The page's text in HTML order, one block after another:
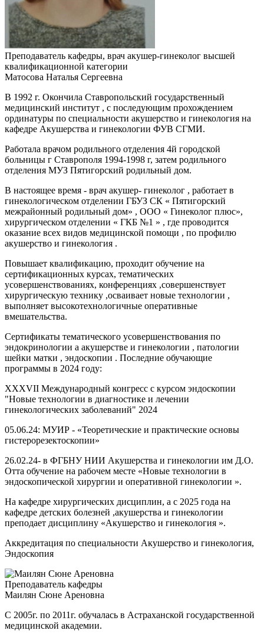
Преподаватель кафедры, врач акушер-гинеколог высшей
квалификационной категории
Матосова Наталья Сергеевна
В 1992 г. Окончила Ставропольский государственный
медицинский институт , с последующим прохождением
ординатуры по специальности акушерство и гинекология на
кафедре Акушерства и гинекологии ФУВ СГМИ.
Работала врачом родильного отделения 4й городской
больницы г Ставрополя 1994-1998 г, затем родильного
отделения МУЗ Пятигорский родильный дом.
В настоящее время - врач акушер- гинеколог , работает в
гинекологическом отделении ГБУЗ СК « Пятигорский
межрайонный родильный дом» , ООО « Гинеколог плюс»,
хирургическом отделении « ГКБ №1 » , где проводится
оказание всех видов медицинской помощи , по профилю
акушерство и гинекология .
Повышает квалификацию, проходит обучение на
сертификационных курсах, тематических
усовершенствованиях, конференциях ,совершенствует
хирургическую технику ,осваивает новые технологии ,
выполняет высокотехнологичные оперативные
вмешательства.
Сертификаты тематического усовершенствования по
эндокринологии а акушерстве и гинекологии , патологии
шейки матки , эндоскопии . Последние обучающие
программы в 2024 году:
XXXVII Международный конгресс с курсом эндоскопии
"Новые технологии в диагностике и лечении
гинекологических заболеваний" 2024
05.06.24: МУИР - «Теоретические и практические основы
гистерорезектоскопии»
26.02.24- в ФГБНУ НИИ Акушерства и гинекологии им Д.О.
Отта обучение на рабочем месте «Новые технологии в
эндоскопической хирургии и оперативной гинекологии ».
На кафедре хирургических дисциплин, а с 2025 года на
кафедре детских болезней ,акушерства и гинекологии
преподает дисциплину «Акушерство и гинекология ».
Аккредитация по специальности Акушерство и гинекология,
Эндоскопия
Преподаватель кафедры
Маилян Сюне Ареновна
С 2005г. по 2011г. обучалась в Астраханской государственной
медицинской академии.